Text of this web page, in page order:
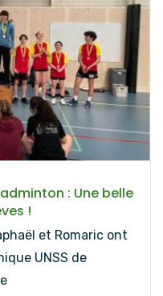
: Une belle
!
et Romaric ont
UNSS de